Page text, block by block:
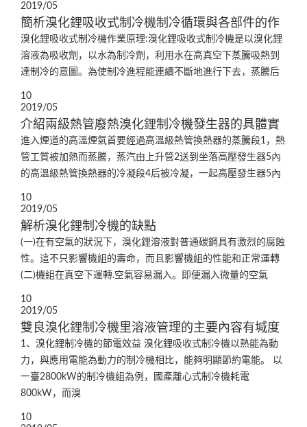
2019/05
簡析溴化鋰吸收式制冷機制冷循環與各部件的作
溴化鋰吸收式制冷機作業原理:溴化鋰吸收式制冷機是以溴化鋰
溶液為吸收劑，以水為制冷劑，利用水在高真空下蒸騰吸熱到
達制冷的意圖。為使制冷進程能連續不斷地進行下去，蒸騰后
10
2019/05
介紹兩級熱管廢熱溴化鋰制冷機發生器的具體實
進入煙道的高溫煙氣首要經過高溫級熱管換熱器的蒸騰段1，熱
管工質被加熱而蒸騰，蒸汽由上升管2送到坐落高壓發生器5內
的高溫級熱管換熱器的冷凝段4后被冷凝，一起高壓發生器5內
10
2019/05
解析溴化鋰制冷機的缺點
(一)在有空氣的狀況下，溴化鋰溶液對普通碳鋼具有激烈的腐蝕
性。這不只影響機組的壽命，而且影響機組的性能和正常運轉
(二)機組在真空下運轉.空氣容易漏入。即便漏入微量的空氣
10
2019/05
雙良溴化鋰制冷機里溶液管理的主要內容有堿度
1、溴化鋰制冷機的節電效益 溴化鋰吸收式制冷機以熱能為動
力，與應用電能為動力的制冷機相比，能夠明顯節約電能。 以
一臺2800kW的制冷機組為例，國產離心式制冷機耗電
800kW，而溴
10